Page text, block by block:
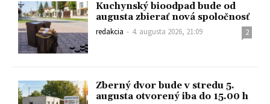
Kuchynský bioodpad bude od
augusta zbierať nová spoločnosť
redakcia - 4. augusta 2026, 21:09 2
Zberný dvor bude v stredu 5.
augusta otvorený iba do 15.00 h